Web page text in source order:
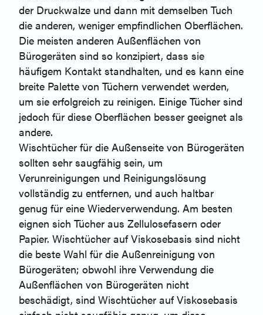
der Druckwalze und dann mit demselben Tuch
die anderen, weniger empfindlichen Oberflächen.
Die meisten anderen Außenflächen von
Bürogeräten sind so konzipiert, dass sie
häufigem Kontakt standhalten, und es kann eine
breite Palette von Tüchern verwendet werden,
um sie erfolgreich zu reinigen. Einige Tücher sind
jedoch für diese Oberflächen besser geeignet als
andere.
Wischtücher für die Außenseite von Bürogeräten
sollten sehr saugfähig sein, um
Verunreinigungen und Reinigungslösung
vollständig zu entfernen, und auch haltbar
genug für eine Wiederverwendung. Am besten
eignen sich Tücher aus Zellulosefasern oder
Papier. Wischtücher auf Viskosebasis sind nicht
die beste Wahl für die Außenreinigung von
Bürogeräten; obwohl ihre Verwendung die
Außenflächen von Bürogeräten nicht
beschädigt, sind Wischtücher auf Viskosebasis